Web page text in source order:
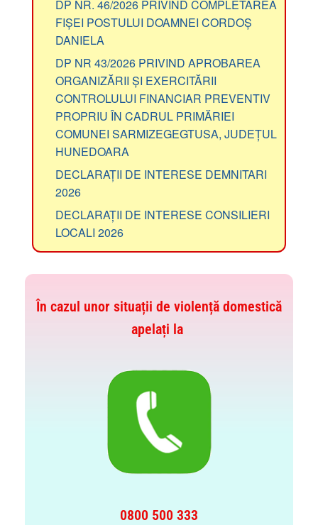
DP NR. 46/2026 PRIVIND COMPLETAREA
FIȘEI POSTULUI DOAMNEI CORDOȘ
DANIELA
DP NR 43/2026 PRIVIND APROBAREA
ORGANIZĂRII ȘI EXERCITĂRII
CONTROLULUI FINANCIAR PREVENTIV
PROPRIU ÎN CADRUL PRIMĂRIEI
COMUNEI SARMIZEGEGTUSA, JUDEȚUL
HUNEDOARA
DECLARAȚII DE INTERESE DEMNITARI
2026
DECLARAȚII DE INTERESE CONSILIERI
LOCALI 2026
În cazul unor situații de violență domestică
apelați la
0800 500 333